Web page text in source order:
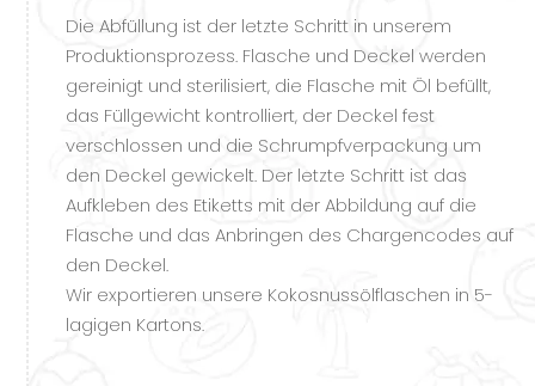
Die Abfüllung ist der letzte Schritt in unserem
Produktionsprozess. Flasche und Deckel werden
gereinigt und sterilisiert, die Flasche mit Öl befüllt,
das Füllgewicht kontrolliert, der Deckel fest
verschlossen und die Schrumpfverpackung um
den Deckel gewickelt. Der letzte Schritt ist das
Aufkleben des Etiketts mit der Abbildung auf die
Flasche und das Anbringen des Chargencodes auf
den Deckel.
Wir exportieren unsere Kokosnussölflaschen in 5-
lagigen Kartons.